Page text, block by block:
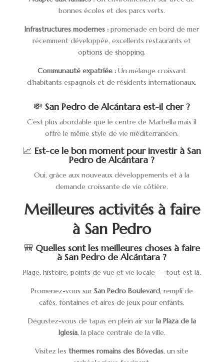
bonnes écoles et des parcs verts.
Infrastructures modernes :promenade en bord de mer
récemment développée, excellents restaurants et
options de shopping.
Communauté expatriée :Un mélange croissant
d’habitants espagnols et de résidents internationaux.
💸San Pedro de Alcántara est-il cher ?
C’est plus abordable que le centre de Marbella mais il
offre le même style de vie méditerranéen.
📈 Est-ce le bon moment pour investir à San
Pedro de Alcántara ?
Oui, grâce aux nouveaux développements et à la
demande croissante de vie côtière.
Meilleures activités à faire
à San Pedro
🎒 Quelles sont les meilleures choses à faire
à San Pedro de Alcántara ?
Plage, histoire, points de vue et vie locale — tout est là.
Promenez-vous surSan Pedro Boulevard, rempli de
cafés, fontaines et aires de jeux pour enfants.
Dégustez-vous de tapas en plein air surla Plaza de la
Iglesia, la place centrale de la ville.
Visitez lesthermes romains des Bóvedas, un site